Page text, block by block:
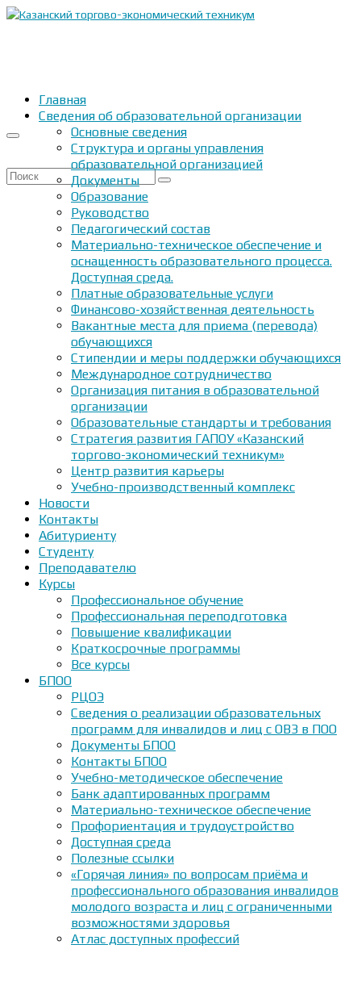
Искать:
Главная
Сведения об образовательной организации
Основные сведения
Структура и органы управления
образовательной организацией
Документы
Образование
Руководство
Педагогический состав
Материально-техническое обеспечение и
оснащенность образовательного процесса.
Доступная среда.
Платные образовательные услуги
Финансово-хозяйственная деятельность
Вакантные места для приема (перевода)
обучающихся
Стипендии и меры поддержки обучающихся
Международное сотрудничество
Организация питания в образовательной
организации
Образовательные стандарты и требования
Стратегия развития ГАПОУ «Казанский
торгово-экономический техникум»
Центр развития карьеры
Учебно-производственный комплекс
Новости
Контакты
Абитуриенту
Студенту
Преподавателю
Курсы
Профессиональное обучение
Профессиональная переподготовка
Повышение квалификации
Краткосрочные программы
Все курсы
БПОО
РЦОЭ
Сведения о реализации образовательных
программ для инвалидов и лиц с ОВЗ в ПОО
Документы БПОО
Контакты БПОО
Учебно-методическое обеспечение
Банк адаптированных программ
Материально-техническое обеспечение
Профориентация и трудоустройство
Доступная среда
Полезные ссылки
«Горячая линия» по вопросам приёма и
профессионального образования инвалидов
молодого возраста и лиц с ограниченными
возможностями здоровья
Атлас доступных профессий